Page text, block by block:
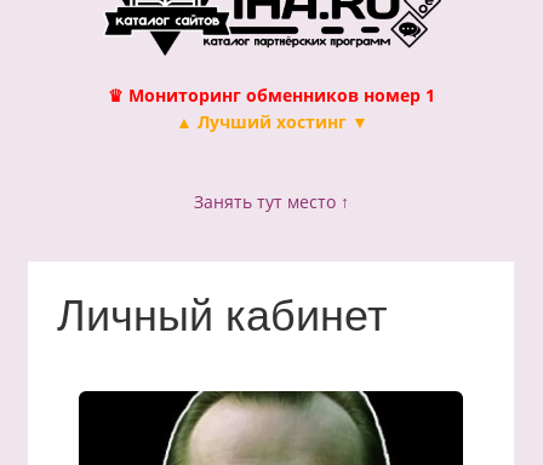
♛ Мониторинг обменников номер 1
▲ Лучший хостинг ▼
Занять тут место ↑
Личный кабинет